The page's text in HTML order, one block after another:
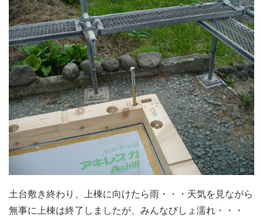
土台敷き終わり、上棟に向けたら雨・・・天気を見ながら
無事に上棟は終了しましたが、みんなびしょ濡れ・・・